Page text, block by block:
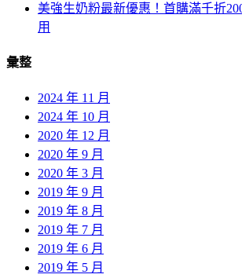
美強生奶粉最新優惠！首購滿千折
用
彙整
2024 年 11 月
2024 年 10 月
2020 年 12 月
2020 年 9 月
2020 年 3 月
2019 年 9 月
2019 年 8 月
2019 年 7 月
2019 年 6 月
2019 年 5 月